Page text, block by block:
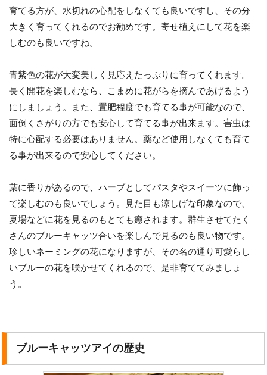
育てる方が、水切れの心配をしなくても良いですし、その分
大きく育ってくれるのでお勧めです。寄せ植えにして花を楽
しむのも良いですね。
青紫色の花が大変美しく見応えたっぷりに育ってくれます。
長く開花を楽しむなら、こまめに花がらを摘んであげるよう
にしましょう。また、置肥程度でも育てる事が可能なので、
面倒くさがりの方でも安心して育てる事が出来ます。害虫は
特に心配する必要はありません。薬など使用しなくても育て
る事が出来るので安心してください。
葉に香りがあるので、ハーブとしてパスタやスイーツに飾っ
て楽しむのも良いでしょう。見た目も涼しげな印象なので、
夏場などに花を見るのもとても癒されます。群生させてたく
さんのブルーキャッツ合いを楽しんで見るのも良い物です。
珍しいネーミングの花になりますが、その名の通り可愛らし
いブルーの花を咲かせてくれるので、是非育ててみましょ
う。
ブルーキャッツアイの歴史